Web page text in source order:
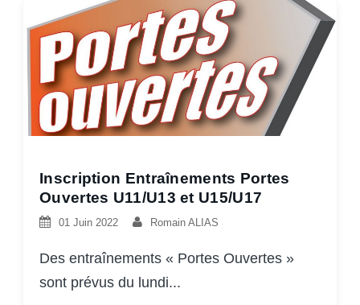
Inscription Entraînements Portes
Ouvertes U11/U13 et U15/U17
01 Juin 2022 Romain ALIAS
Des entraînements « Portes Ouvertes »
sont prévus du lundi...